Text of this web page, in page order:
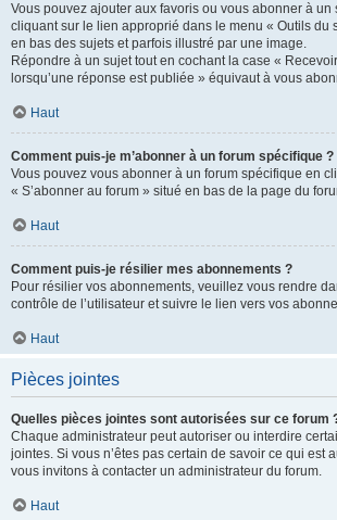
Vous pouvez ajouter aux favoris ou vous abonner à un
cliquant sur le lien approprié dans le menu « Outils du
en bas des sujets et parfois illustré par une image.
Répondre à un sujet tout en cochant la case «
lorsqu’une réponse est publiée » équivaut à vous
Haut
Comment puis-je m’abonner à un forum spécifique ?
Vous pouvez vous abonner à un forum spécifique en
« S’abonner au forum » situé en bas de la page du
Haut
Comment puis-je résilier mes abonnements ?
Pour résilier vos abonnements, veuillez vous rendre
contrôle de l’utilisateur et suivre le lien vers vos
Haut
Pièces jointes
Quelles pièces jointes sont autorisées sur ce forum
Chaque administrateur peut autoriser ou interdire
jointes. Si vous n’êtes pas certain de savoir ce qui est
vous invitons à contacter un administrateur du forum.
Haut